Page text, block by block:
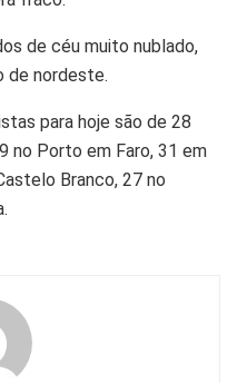
de céu muito nublado,
de nordeste.
para hoje são de 28
no Porto em Faro, 31 em
Branco, 27 no